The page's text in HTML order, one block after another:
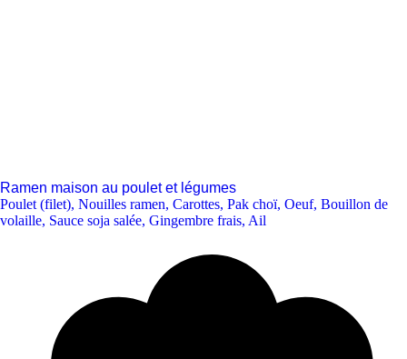
Ramen maison au poulet et légumes
Poulet (filet), Nouilles ramen, Carottes, Pak choï, Oeuf, Bouillon de
volaille, Sauce soja salée, Gingembre frais, Ail